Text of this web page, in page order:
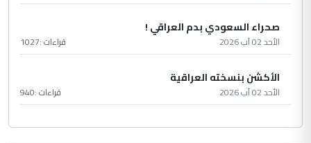
صحراء السعودي بدم العراقي !
الأحد 02 آب 2026 قراءات :1027
الأكشن بنسخته العراقية
الأحد 02 آب 2026 قراءات :940